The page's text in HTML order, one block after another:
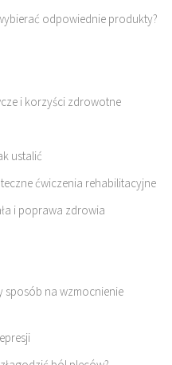
odpowiednie produkty?
i korzyści zdrowotne
ustalić
ćwiczenia rehabilitacyjne
i poprawa zdrowia
sposób na wzmocnienie